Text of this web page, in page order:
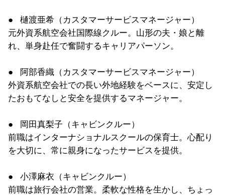
● 樋渡亜希（カスタマーサービスマネージャー）
元外資系航空会社国際線クルー。山形の夫・娘と離
れ、 単身赴任で奮闘するキャリアパーソン。
● 阿部香織（カスタマーサービスマネージャー）
外資系航空会社での長い外地経験をベースに、 安定し
たおもてなしと安全を提供するマネージャー。
● 岡田真梨子（キャビンクルー）
前職はインターナショナルスクールの保育士。心配り
を大切に、 常に親身になったサービスを提供。
● 小澤麻衣（キャビンクルー）
前職は旅行会社の営業。柔軟な性格を生かし、 ちょっ